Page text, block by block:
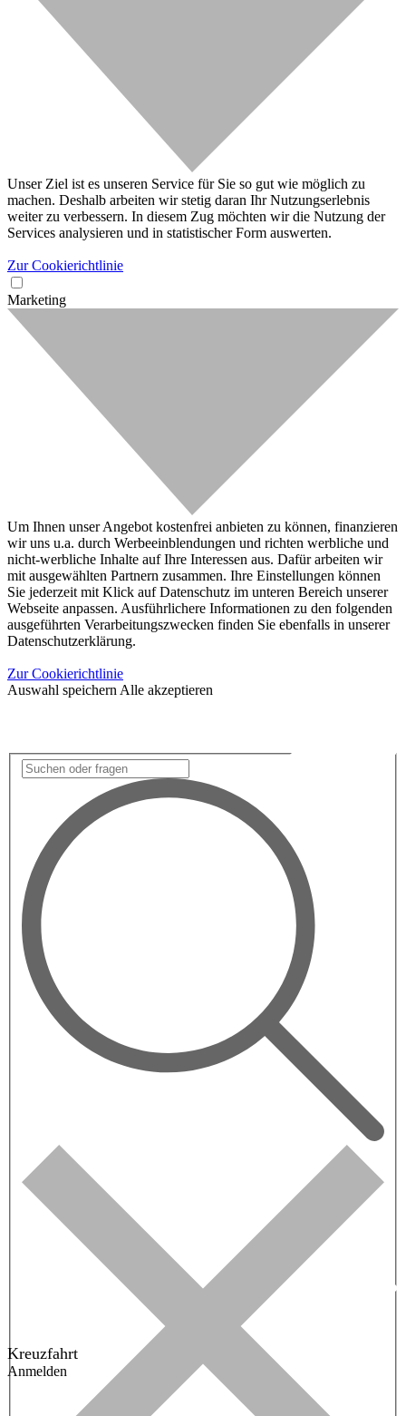
Unser Ziel ist es unseren Service für Sie so gut wie möglich zu
machen. Deshalb arbeiten wir stetig daran Ihr Nutzungserlebnis
weiter zu verbessern. In diesem Zug möchten wir die Nutzung der
Services analysieren und in statistischer Form auswerten.
Zur Cookierichtlinie
Marketing
Um Ihnen unser Angebot kostenfrei anbieten zu können, finanzieren
wir uns u.a. durch Werbeeinblendungen und richten werbliche und
nicht-werbliche Inhalte auf Ihre Interessen aus. Dafür arbeiten wir
mit ausgewählten Partnern zusammen. Ihre Einstellungen können
Sie jederzeit mit Klick auf Datenschutz im unteren Bereich unserer
Webseite anpassen. Ausführlichere Informationen zu den folgenden
ausgeführten Verarbeitungszwecken finden Sie ebenfalls in unserer
Datenschutzerklärung.
Zur Cookierichtlinie
Auswahl speichern Alle akzeptieren
Kreuzfahrt
Anmelden